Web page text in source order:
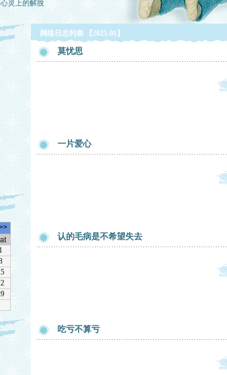
心灵上的解脫
网络日志列表 【2025-01】
莫忧思
一片爱心
认的毛病是不希望失去
吃亏不算亏